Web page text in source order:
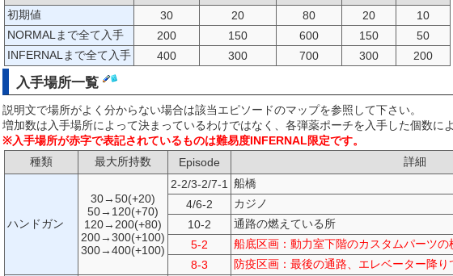
初期値
30 20 80 20
10
NORMALまで全て入手
200 150 600 150
50
INFERNALまで全て入手
400 300 700 300 200
入手場所一覧
説明文で場所がよく分からない場合は該当エピソードのマップを参照して下さい。
増加数は入手場所によって決まっているわけではなく、各弾薬ポーチを入手した個数に
※入手場所が赤字で表記されているものは難易度INFERNAL限定です。
種類
最大所持数 Episode 詳細
ハンドガン
30→50(+20)
50→120(+70)
120→200(+80)
200→300(+100)
300→400(+100)
2-2/3-2/7-1
船橋
4/6-2
カジノ
10-2
通路の燃えている所
5-2
船底区画：動力室下階のカスタムパーツの
8-3
防疫区画：最後の通路、エレベーター降り